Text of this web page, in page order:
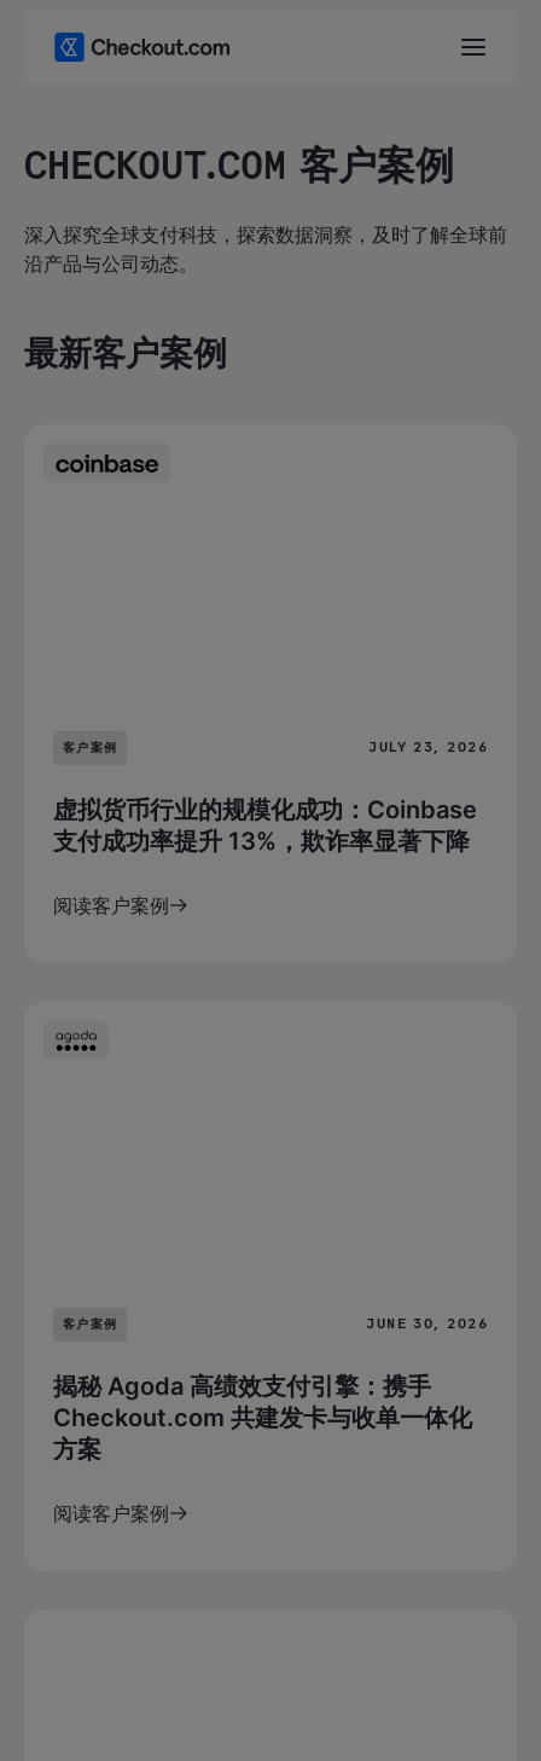
CHECKOUT.COM 客户案例
深入探究全球支付科技，探索数据洞察，及时了解全球前
沿产品与公司动态。
最新客户案例
客户案例 JULY 23, 2026
虚拟货币行业的规模化成功：Coinbase
支付成功率提升 13%，欺诈率显著下降
阅读客户案例
客户案例 JUNE 30, 2026
揭秘 Agoda 高绩效支付引擎：携手
Checkout.com 共建发卡与收单一体化
方案
阅读客户案例